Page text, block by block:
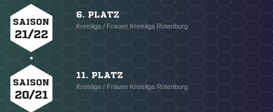
SAISON
21/22
6. PLATZ
Kreisliga / Frauen Kreisliga Rotenburg
SAISON
20/21
11. PLATZ
Kreisliga / Frauen Kreisliga Rotenburg